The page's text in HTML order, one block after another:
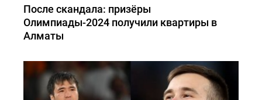
После скандала: призёры
Олимпиады-2024 получили квартиры в
Алматы